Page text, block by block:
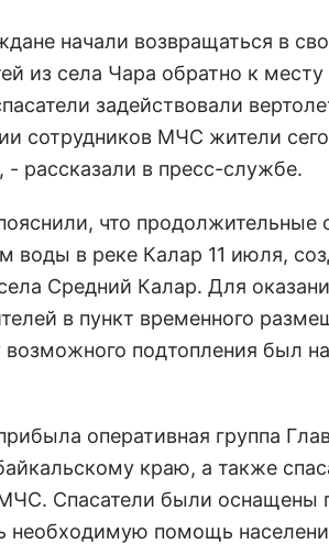
начали возвращаться в
из села Чара обратно к месту
задействовали
сотрудников МЧС жители
- рассказали в пресс-службе.
что продолжительные
воды в реке Калар 11 июля,
Средний Калар. Для
в пункт временного
возможного подтопления был
оперативная группа
краю, а также
Спасатели были оснащены
необходимую помощь